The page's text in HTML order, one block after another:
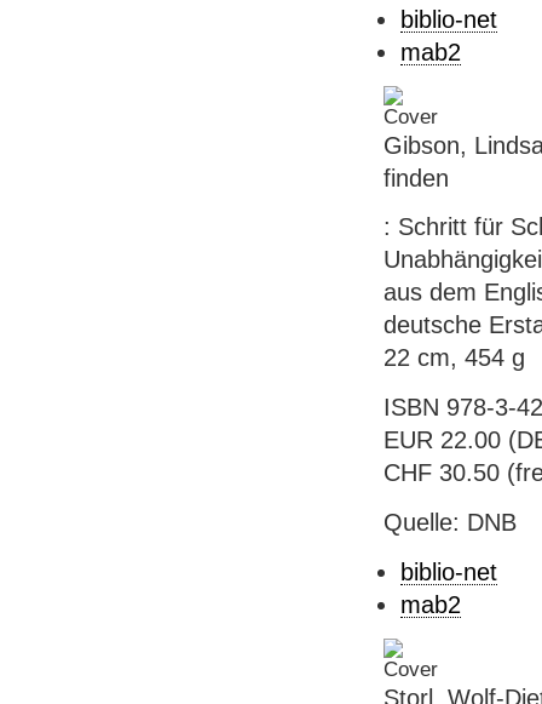
biblio-net
mab2
Gibson,
finden
: Schritt für
aus dem
deutsche
22 cm, 454 g
ISBN 978-3-
EUR 22.00
CHF 30.50
Quelle: DNB
biblio-net
mab2
Storl, Wolf-